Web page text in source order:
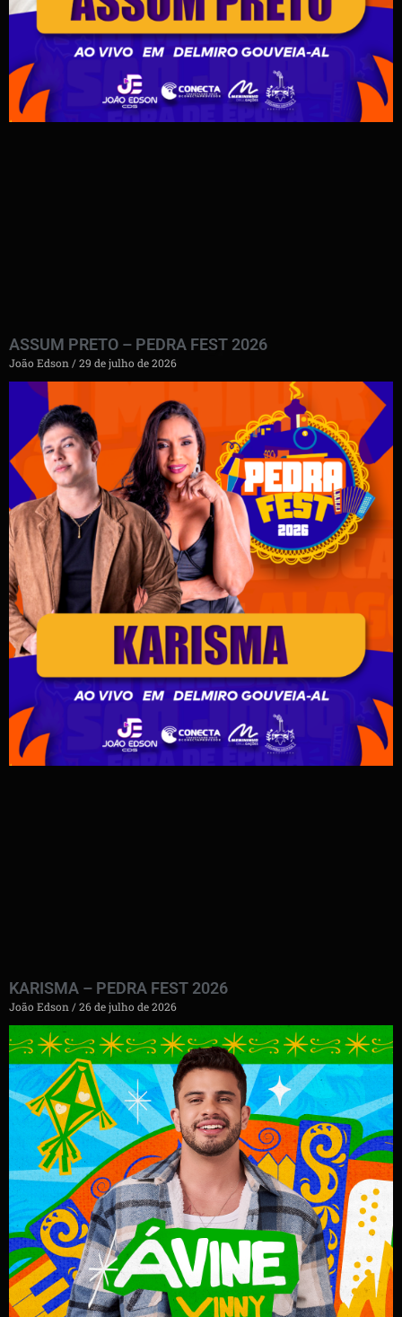
ASSUM PRETO – PEDRA FEST 2026
João Edson 29 de julho de 2026
KARISMA – PEDRA FEST 2026
João Edson 26 de julho de 2026